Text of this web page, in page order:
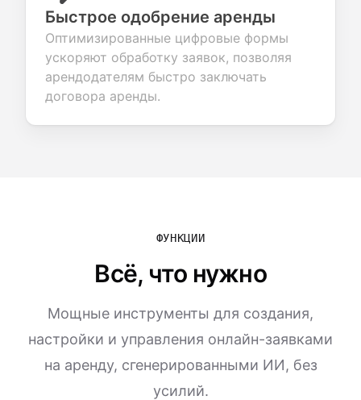
Быстрое одобрение аренды
Оптимизированные цифровые формы
ускоряют обработку заявок, позволяя
арендодателям быстро заключать
договора аренды.
ФУНКЦИИ
Всё, что нужно
Мощные инструменты для создания,
настройки и управления онлайн-заявками
на аренду, сгенерированными ИИ, без
усилий.